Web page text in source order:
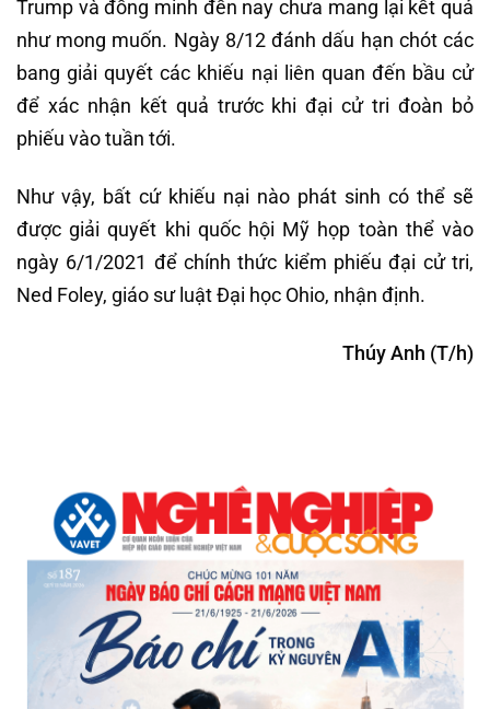
Trump và đồng minh đến nay chưa mang lại kết quả
như mong muốn. Ngày 8/12 đánh dấu hạn chót các
bang giải quyết các khiếu nại liên quan đến bầu cử
để xác nhận kết quả trước khi đại cử tri đoàn bỏ
phiếu vào tuần tới.
Như vậy, bất cứ khiếu nại nào phát sinh có thể sẽ
được giải quyết khi quốc hội Mỹ họp toàn thể vào
ngày 6/1/2021 để chính thức kiểm phiếu đại cử tri,
Ned Foley, giáo sư luật Đại học Ohio, nhận định.
Thúy Anh (T/h)